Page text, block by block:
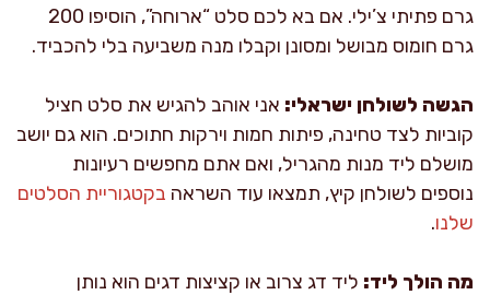
גרם פתיתי צ’ילי. אם בא לכם סלט “ארוחה”, הוסיפו 200
גרם חומוס מבושל ומסונן וקבלו מנה משביעה בלי להכביד.
הגשה לשולחן ישראלי: אני אוהב להגיש את סלט חציל
קוביות לצד טחינה, פיתות חמות וירקות חתוכים. הוא גם יושב
מושלם ליד מנות מהגריל, ואם אתם מחפשים רעיונות
נוספים לשולחן קיץ, תמצאו עוד השראה בקטגוריית הסלטים
שלנו.
מה הולך ליד: ליד דג צרוב או קציצות דגים הוא נותן